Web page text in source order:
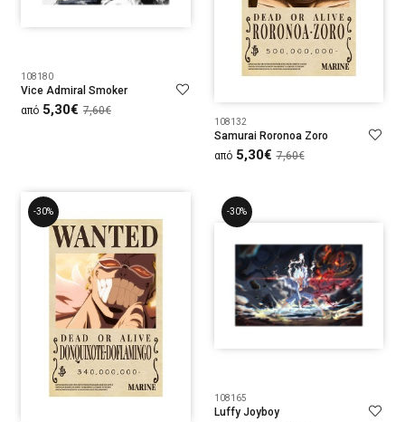
108180
Vice Admiral Smoker
από 5,30€ 7,60€
108132
Samurai Roronoa Zoro
από 5,30€ 7,60€
-30% -30%
108165
Luffy Joyboy